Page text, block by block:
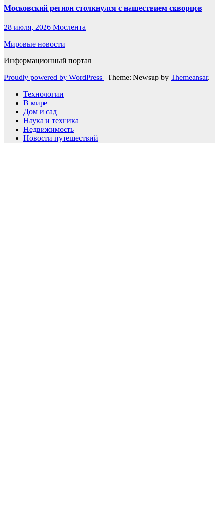
Московский регион столкнулся с нашествием скворцов
28 июля, 2026 Мослента
Мировые новости
Информационный портал
Proudly powered by WordPress | Theme: Newsup by Themeansar.
Технологии
В мире
Дом и сад
Наука и техника
Недвижимость
Новости путешествий